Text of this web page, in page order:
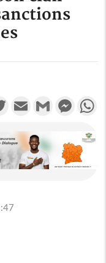
TwitterEmail Gmail